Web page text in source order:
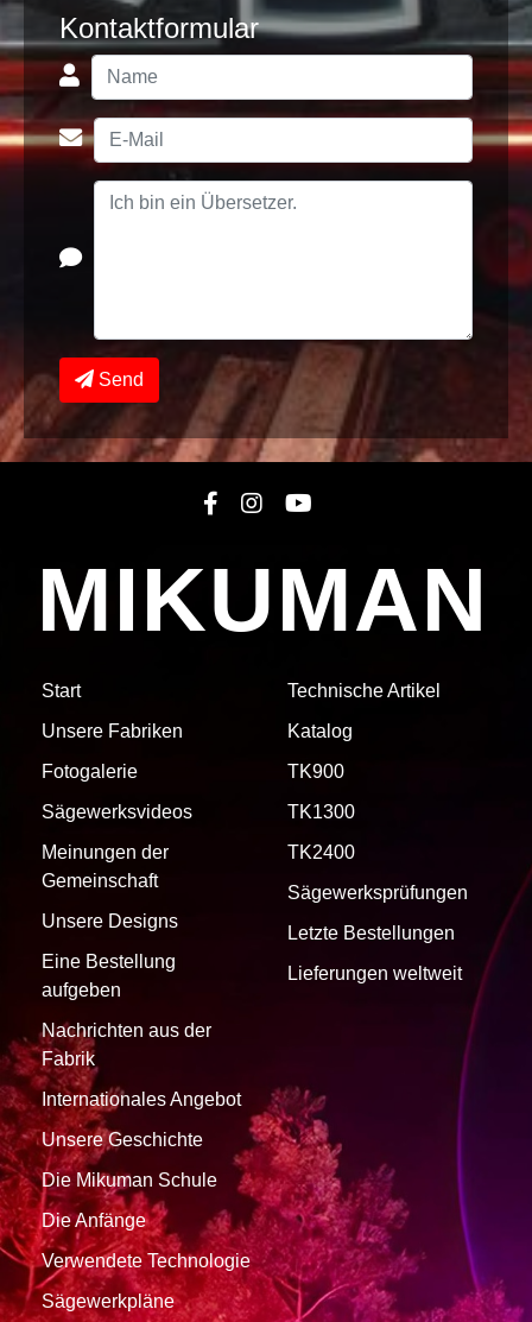
Kontaktformular
Send
MIKUMAN
Start
Unsere Fabriken
Fotogalerie
Sägewerksvideos
Meinungen der
Gemeinschaft
Unsere Designs
Eine Bestellung
aufgeben
Nachrichten aus der
Fabrik
Technische Artikel
Katalog
TK900
TK1300
TK2400
Sägewerksprüfungen
Letzte Bestellungen
Lieferungen weltweit
Internationales Angebot
Unsere Geschichte
Die Mikuman Schule
Die Anfänge
Verwendete Technologie
Sägewerkpläne